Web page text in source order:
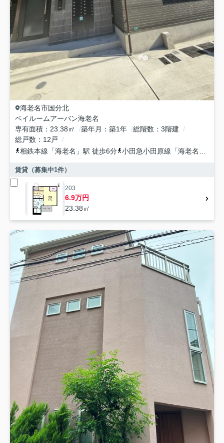
海老名市国分北
ベイルームアーバン海老名
専有面積
23.38㎡ 築年月 築1年 総階数
3階建
総戸数
12戸
相鉄本線 「海老名 」駅 徒歩6分 小田急小田原線 「海老名
賃貸（募集中1件）
203
6.9万円
23.38㎡